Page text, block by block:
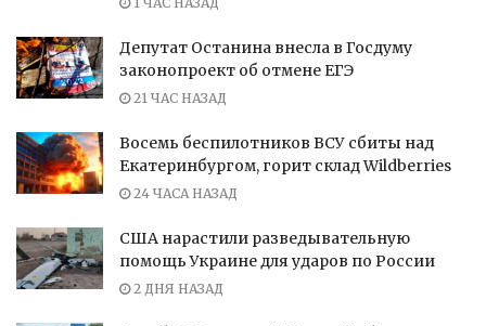
Депутат Останина внесла в Госдуму
законопроект об отмене ЕГЭ
21 ЧАС НАЗАД
Восемь беспилотников ВСУ сбиты над
Екатеринбургом, горит склад Wildberries
24 ЧАСА НАЗАД
США нарастили разведывательную
помощь Украине для ударов по России
2 ДНЯ НАЗАД